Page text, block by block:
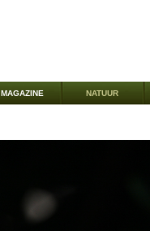
MAGAZINE NATUUR